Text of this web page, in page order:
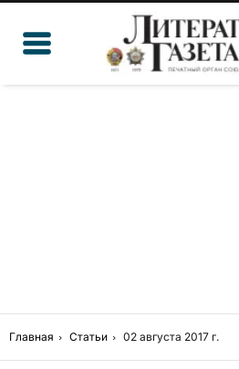
Главная Статьи 02 августа 2017 г.